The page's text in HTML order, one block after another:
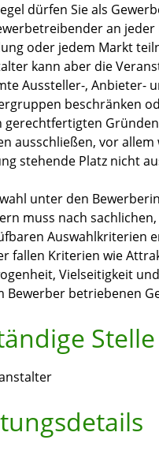
dürfen Sie als
an jeder
oder jedem Markt
kann aber die
Aussteller-, Anbieter-
beschränken
gerechtfertigten
ausschließen, vor
stehende Platz nicht
unter den
muss nach sachlichen,
Auswahlkriterien
fallen Kriterien wie
Vielseitigkeit
Bewerber betriebenen
Stelle